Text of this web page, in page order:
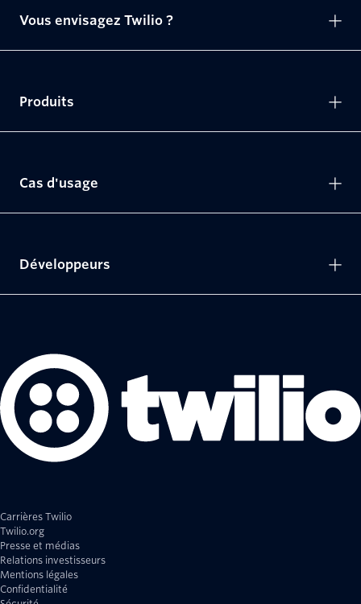
Carrières Twilio
Twilio.org
Presse et médias
Relations investisseurs
Mentions légales
Confidentialité
Vous envisagez Twilio ?
Produits
Cas d'usage
Développeurs